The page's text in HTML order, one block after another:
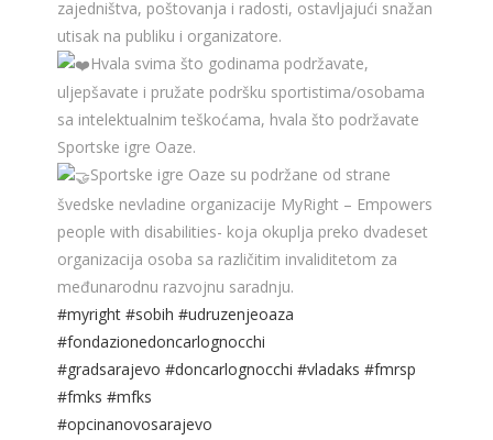
zajedništva, poštovanja i radosti, ostavljajući snažan
utisak na publiku i organizatore.
Hvala svima što godinama podržavate,
uljepšavate i pružate podršku sportistima/osobama
sa intelektualnim teškoćama, hvala što podržavate
Sportske igre Oaze.
Sportske igre Oaze su podržane od strane
švedske nevladine organizacije MyRight – Empowers
people with disabilities- koja okuplja preko dvadeset
organizacija osoba sa različitim invaliditetom za
međunarodnu razvojnu saradnju.
#myright #sobih #udruzenjeoaza
#fondazionedoncarlognocchi
#gradsarajevo #doncarlognocchi #vladaks #fmrsp
#fmks #mfks
#opcinanovosarajevo